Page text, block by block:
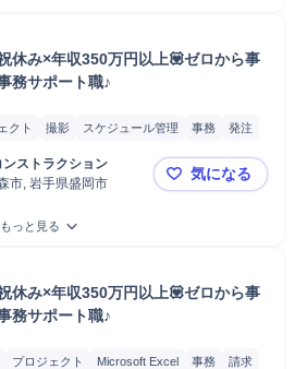
休み×年収350万円以上💟ゼロから事
務サポート職♪
クト 撮影 スケジュール管理 事務
発注
ストラクション
市, 岩手県盛岡市
🌟未経験歓
気になる
もっと見る
休み×年収350万円以上💟ゼロから事
務サポート職♪
プロジェクト Microsoft Excel 事務
請求